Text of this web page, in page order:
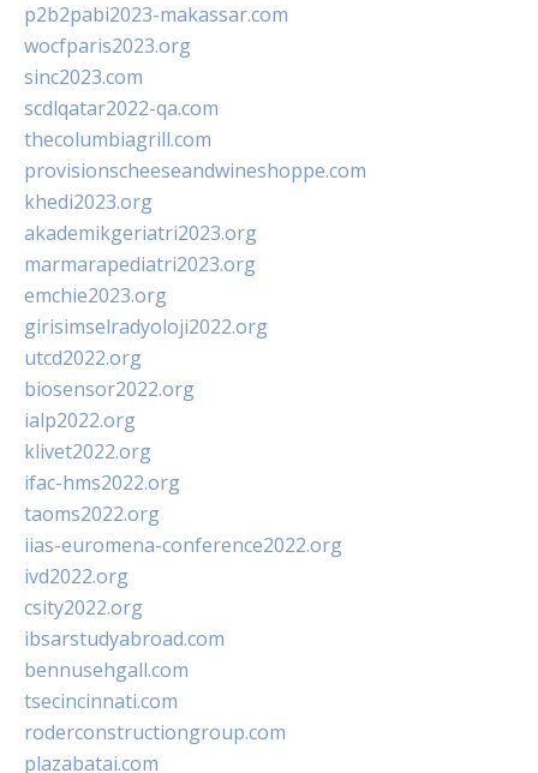
p2b2pabi2023-makassar.com
wocfparis2023.org
sinc2023.com
scdlqatar2022-qa.com
thecolumbiagrill.com
provisionscheeseandwineshoppe.com
khedi2023.org
akademikgeriatri2023.org
marmarapediatri2023.org
emchie2023.org
girisimselradyoloji2022.org
utcd2022.org
biosensor2022.org
ialp2022.org
klivet2022.org
ifac-hms2022.org
taoms2022.org
iias-euromena-conference2022.org
ivd2022.org
csity2022.org
ibsarstudyabroad.com
bennusehgall.com
tsecincinnati.com
roderconstructiongroup.com
plazabatai.com